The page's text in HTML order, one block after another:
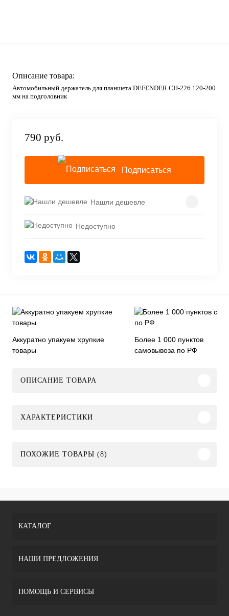
Описание товара:
Автомобильный держатель для планшета DEFENDER CH-226 120-200
мм на подголовник
790 руб.
Подписаться
Нашли дешевле
Недоступно
Аккуратно упакуем хрупкие
товары
Более 1 000 пунктов
самовывоза по РФ
ОПИСАНИЕ ТОВАРА
ХАРАКТЕРИСТИКИ
ПОХОЖИЕ ТОВАРЫ (8)
КАТАЛОГ
НАШИ ПРЕДЛОЖЕНИЯ
ПОМОЩЬ И СЕРВИСЫ